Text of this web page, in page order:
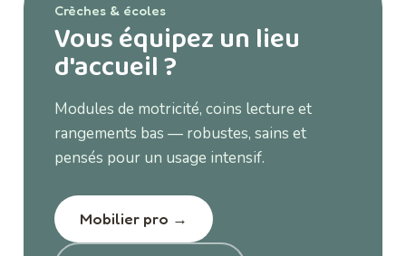
Crèches & écoles
Vous équipez un lieu
d'accueil ?
Modules de motricité, coins lecture et
rangements bas — robustes, sains et
pensés pour un usage intensif.
Mobilier pro →